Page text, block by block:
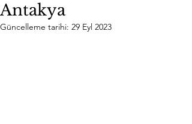
Antakya
Güncelleme tarihi: 29 Eyl 2023